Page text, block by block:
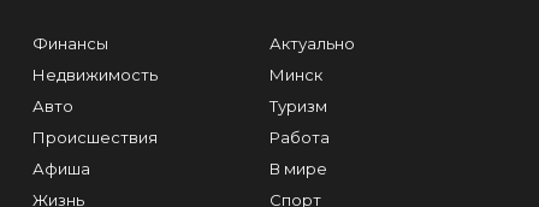
Финансы
Недвижимость
Авто
Происшествия
Афиша
Жизнь
Актуально
Минск
Туризм
Работа
В мире
Спорт